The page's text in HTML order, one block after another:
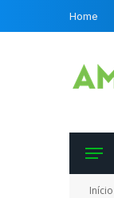
Home
Início